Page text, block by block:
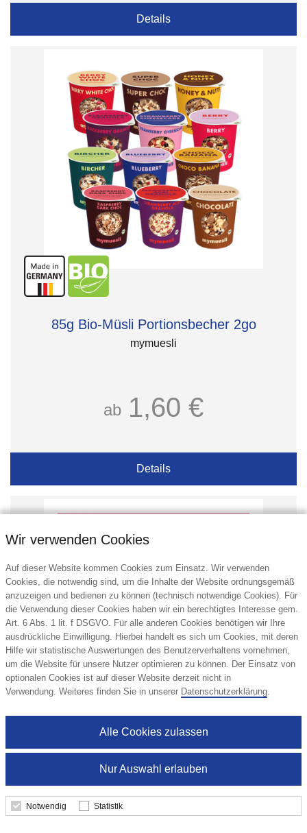
Details
85g Bio-Müsli Portionsbecher 2go
mymuesli
ab 1,60 €
Details
Bio-Müsliriegel 35g
Wir verwenden Cookies
Auf dieser Website kommen Cookies zum Einsatz. Wir verwenden
Cookies, die notwendig sind, um die Inhalte der Website ordnungsgemäß
anzuzeigen und bedienen zu können (technisch notwendige Cookies). Für
die Verwendung dieser Cookies haben wir ein berechtigtes Interesse gem.
Art. 6 Abs. 1 lit. f DSGVO. Für alle anderen Cookies benötigen wir Ihre
ausdrückliche Einwilligung. Hierbei handelt es sich um Cookies, mit deren
Hilfe wir statistische Auswertungen des Benutzerverhaltens vornehmen,
um die Website für unsere Nutzer optimieren zu können. Der Einsatz von
optionalen Cookies ist auf dieser Website derzeit nicht in
Verwendung. Weiteres finden Sie in unserer Datenschutzerklärung.
Nur Auswahl erlauben
Alle Cookies zulassen
Notwendig Statistik